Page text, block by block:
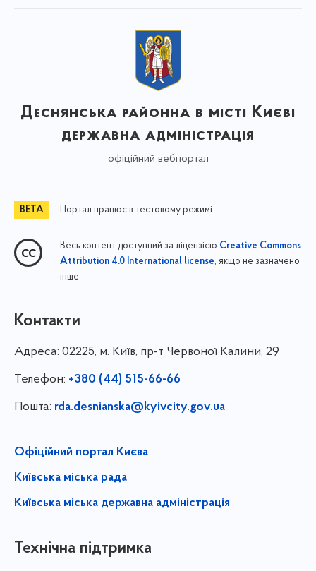
Деснянська районна в місті Києві
державна адміністрація
офіційний вебпортал
Портал працює в тестовому режимі
Весь контент доступний за ліцензією Creative Commons
Attribution 4.0 International license, якщо не зазначено
інше
Контакти
Адреса: 02225, м. Київ, пр-т Червоної Калини, 29
Телефон: +380 (44) 515-66-66
Пошта: rda.desnianska@kyivcity.gov.ua
Офіційний портал Києва
Київська міська рада
Київська міська державна адміністрація
Технічна підтримка